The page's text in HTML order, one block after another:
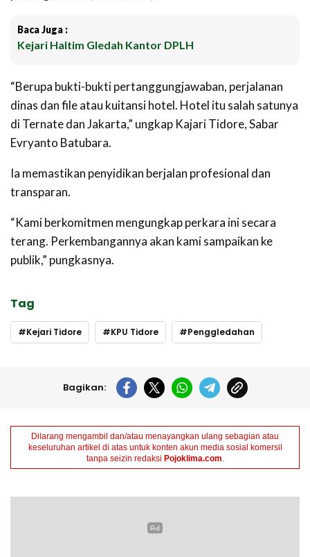
Baca Juga :
Kejari Haltim Gledah Kantor DPLH
“Berupa bukti-bukti pertanggungjawaban, perjalanan
dinas dan file atau kuitansi hotel. Hotel itu salah satunya
di Ternate dan Jakarta,” ungkap Kajari Tidore, Sabar
Evryanto Batubara.
Ia memastikan penyidikan berjalan profesional dan
transparan.
“Kami berkomitmen mengungkap perkara ini secara
terang. Perkembangannya akan kami sampaikan ke
publik,” pungkasnya.
Tag
Kejari Tidore KPU Tidore Penggledahan
Bagikan:
Dilarang mengambil dan/atau menayangkan ulang sebagian atau
keseluruhan artikel di atas untuk konten akun media sosial komersil
tanpa seizin redaksi Pojoklima.com.